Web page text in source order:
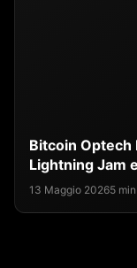
Bitcoin
Lightning Jam
13 Maggio 20265